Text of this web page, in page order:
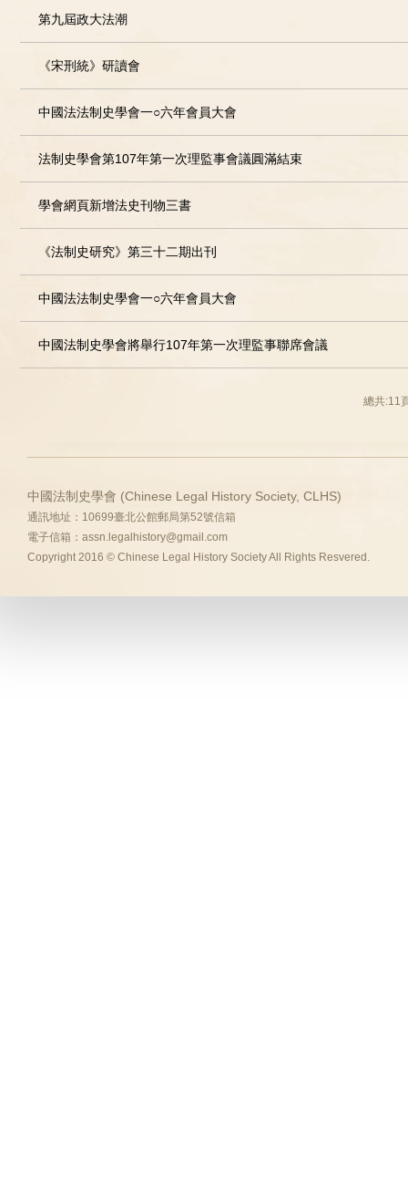
第九屆政大法潮
《宋刑統》研讀會
中國法法制史學會一○六年會員大會
法制史學會第107年第一次理監事會議圓滿結束
學會網頁新增法史刊物三書
《法制史研究》第三十二期出刊
中國法法制史學會一○六年會員大會
中國法制史學會將舉行107年第一次理監事聯席會議
總共:11
中國法制史學會 (Chinese Legal History Society, CLHS)
通訊地址：10699臺北公館郵局第52號信箱
電子信箱： assn.legalhistory@gmail.com
Copyright 2016 © Chinese Legal History Society All Rights Resvered.